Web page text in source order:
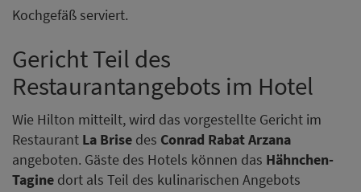
Kochgefäß serviert.
Gericht Teil des
Restaurantangebots im Hotel
Wie Hilton mitteilt, wird das vorgestellte Gericht im
Restaurant La Brise des Conrad Rabat Arzana
angeboten. Gäste des Hotels können das Hähnchen-
Tagine dort als Teil des kulinarischen Angebots